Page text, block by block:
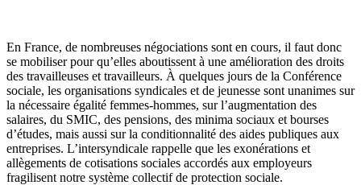
En France, de nombreuses négociations sont en cours, il faut donc
se mobiliser pour qu’elles aboutissent à une amélioration des droits
des travailleuses et travailleurs. À quelques jours de la Conférence
sociale, les organisations syndicales et de jeunesse sont unanimes sur
la nécessaire égalité femmes-hommes, sur l’augmentation des
salaires, du SMIC, des pensions, des minima sociaux et bourses
d’études, mais aussi sur la conditionnalité des aides publiques aux
entreprises. L’intersyndicale rappelle que les exonérations et
allègements de cotisations sociales accordés aux employeurs
fragilisent notre système collectif de protection sociale.